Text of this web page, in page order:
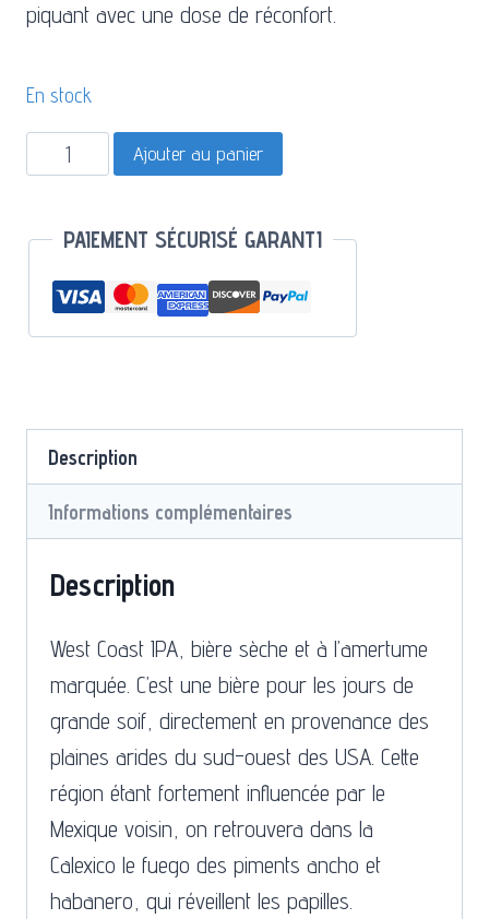
piquant avec une dose de réconfort.
En stock
quantité
Ajouter au panier
PAIEMENT SÉCURISÉ GARANTI
Description
Informations complémentaires
Description
West Coast IPA, bière sèche et à l’amertume
marquée. C’est une bière pour les jours de
grande soif, directement en provenance des
plaines arides du sud-ouest des USA. Cette
région étant fortement influencée par le
Mexique voisin, on retrouvera dans la
Calexico le fuego des piments ancho et
habanero, qui réveillent les papilles.